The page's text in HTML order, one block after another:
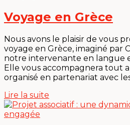
Voyage en Grèce
Nous avons le plaisir de vous
voyage en Grèce, imaginé par
notre intervenante en langue
Elle vous accompagnera tout
organisé en partenariat avec les
Lire la suite